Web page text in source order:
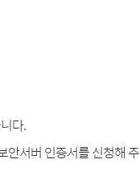
다.
안서버 인증서를 신청해 주